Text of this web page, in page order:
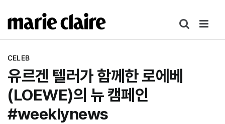
텐
건CELEB
유르겐 텔러가 함께한 로에베
(LOEWE)의 뉴 캠페인
#weeklynews